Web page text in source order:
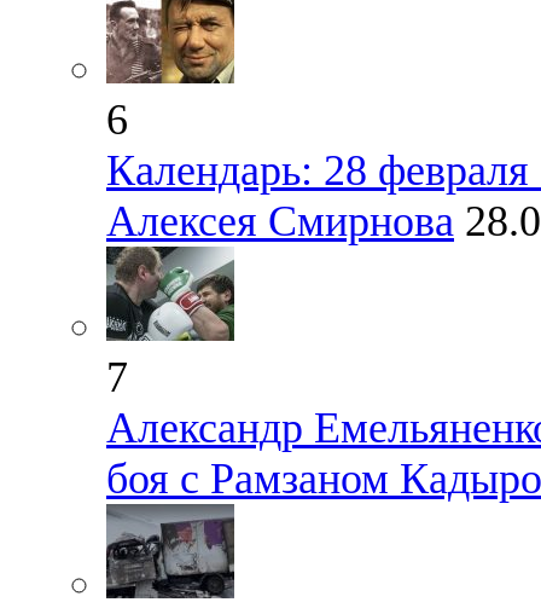
6
Календарь: 28
Алексея Смирнова
7
Александр
боя с Рамзаном